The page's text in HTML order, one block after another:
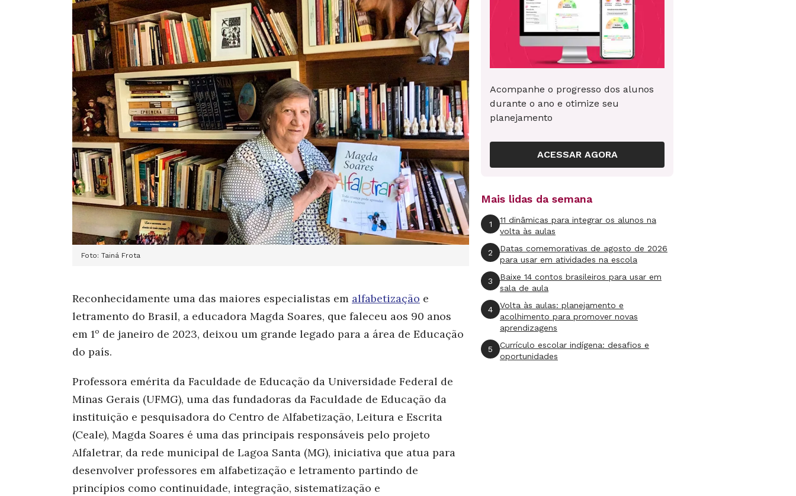
Foto: Tainá Frota
Reconhecidamente uma das maiores especialistas em alfabetização e
letramento do Brasil, a educadora Magda Soares, que faleceu aos 90 anos
em 1º de janeiro de 2023, deixou um grande legado para a área de Educação
do país.
Professora emérita da Faculdade de Educação da Universidade Federal de
Minas Gerais (UFMG), uma das fundadoras da Faculdade de Educação da
instituição e pesquisadora do Centro de Alfabetização, Leitura e Escrita
(Ceale), Magda Soares é uma das principais responsáveis pelo projeto
Alfaletrar, da rede municipal de Lagoa Santa (MG), iniciativa que atua para
desenvolver professores em alfabetização e letramento partindo de
princípios como continuidade, integração, sistematização e
Acompanhe o progresso dos alunos
durante o ano e otimize seu
planejamento
ACESSAR AGORA
Mais lidas da semana
1
11 dinâmicas para integrar os alunos na
volta às aulas
2
Datas comemorativas de agosto de 2026
para usar em atividades na escola
3
Baixe 14 contos brasileiros para usar em
sala de aula
4
Volta às aulas: planejamento e
acolhimento para promover novas
aprendizagens
5
Currículo escolar indígena: desafios e
oportunidades